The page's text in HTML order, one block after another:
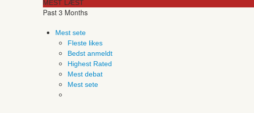
MEST LÆST
Past 3 Months
Mest sete
Fleste likes
Bedst anmeldt
Highest Rated
Mest debat
Mest sete